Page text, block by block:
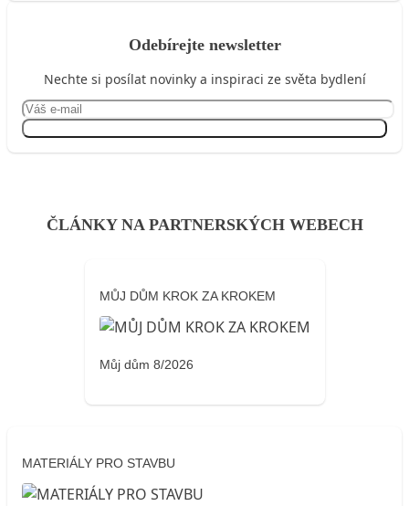
Odebírejte newsletter
Nechte si posílat novinky a inspiraci ze světa bydlení
ČLÁNKY NA PARTNERSKÝCH WEBECH
MŮJ DŮM KROK ZA KROKEM
Můj dům 8/2026
MATERIÁLY PRO STAVBU